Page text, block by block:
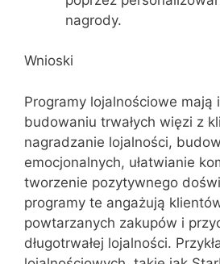
nagrody.
Wnioski
Programy lojalnościowe mają
budowaniu trwałych więzi z
nagradzanie lojalności,
emocjonalnych, ułatwianie
tworzenie pozytywnego
programy te angażują
powtarzanych zakupów i
długotrwałej lojalności.